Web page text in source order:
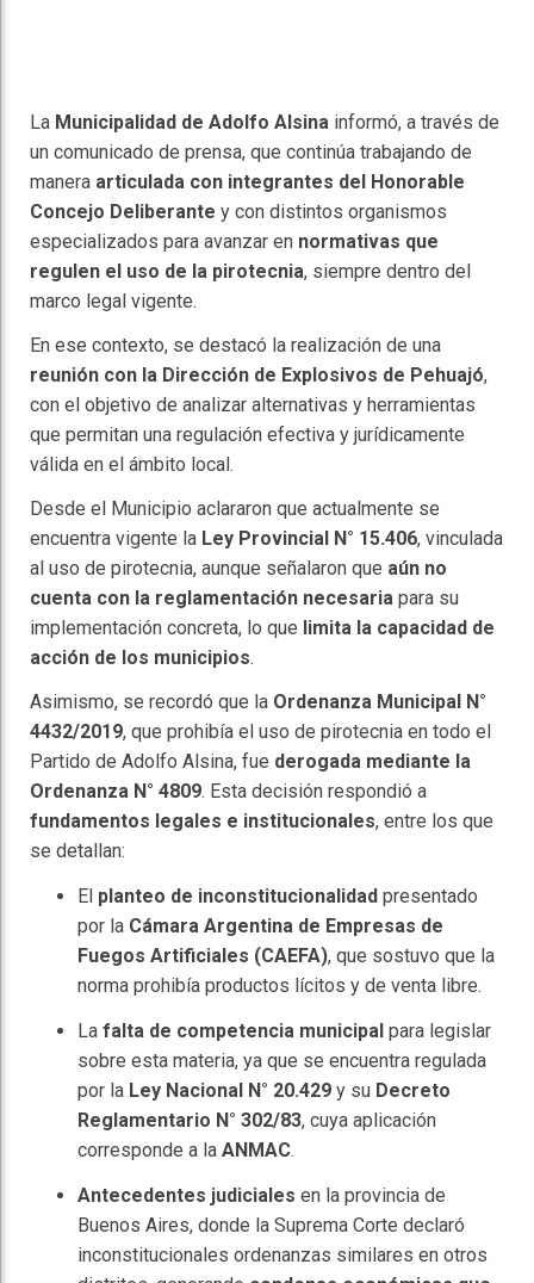
La Municipalidad de Adolfo Alsina informó, a través de
un comunicado de prensa, que continúa trabajando de
manera articulada con integrantes del Honorable
Concejo Deliberante y con distintos organismos
especializados para avanzar en normativas que
regulen el uso de la pirotecnia, siempre dentro del
marco legal vigente.
En ese contexto, se destacó la realización de una
reunión con la Dirección de Explosivos de Pehuajó,
con el objetivo de analizar alternativas y herramientas
que permitan una regulación efectiva y jurídicamente
válida en el ámbito local.
Desde el Municipio aclararon que actualmente se
encuentra vigente la Ley Provincial N° 15.406, vinculada
al uso de pirotecnia, aunque señalaron que aún no
cuenta con la reglamentación necesaria para su
implementación concreta, lo que limita la capacidad de
acción de los municipios.
Asimismo, se recordó que la Ordenanza Municipal N°
4432/2019, que prohibía el uso de pirotecnia en todo el
Partido de Adolfo Alsina, fue derogada mediante la
Ordenanza N° 4809. Esta decisión respondió a
fundamentos legales e institucionales, entre los que
se detallan:
El planteo de inconstitucionalidad presentado
por la Cámara Argentina de Empresas de
Fuegos Artificiales (CAEFA), que sostuvo que la
norma prohibía productos lícitos y de venta libre.
La falta de competencia municipal para legislar
sobre esta materia, ya que se encuentra regulada
por la Ley Nacional N° 20.429 y su Decreto
Reglamentario N° 302/83, cuya aplicación
corresponde a la ANMAC.
Antecedentes judiciales en la provincia de
Buenos Aires, donde la Suprema Corte declaró
inconstitucionales ordenanzas similares en otros